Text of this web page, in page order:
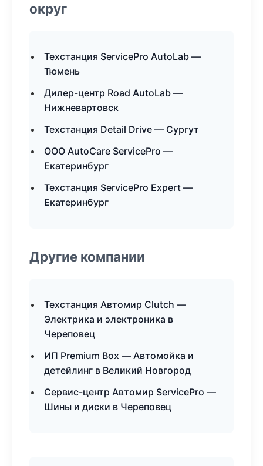
округ
Техстанция ServicePro AutoLab —
Тюмень
Дилер-центр Road AutoLab —
Нижневартовск
Техстанция Detail Drive — Сургут
ООО AutoCare ServicePro —
Екатеринбург
Техстанция ServicePro Expert —
Екатеринбург
Другие компании
Техстанция Автомир Clutch —
Электрика и электроника в
Череповец
ИП Premium Box — Автомойка и
детейлинг в Великий Новгород
Сервис-центр Автомир ServicePro —
Шины и диски в Череповец